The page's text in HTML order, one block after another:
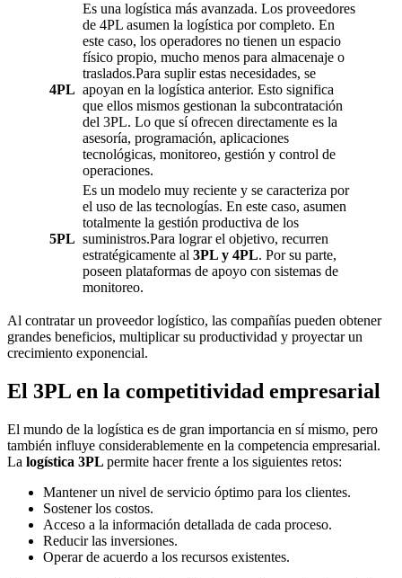
4PL
Es una logística más avanzada. Los proveedores
de 4PL asumen la logística por completo. En
este caso, los operadores no tienen un espacio
físico propio, mucho menos para almacenaje o
traslados.Para suplir estas necesidades, se
apoyan en la logística anterior. Esto significa
que ellos mismos gestionan la subcontratación
del 3PL. Lo que sí ofrecen directamente es la
asesoría, programación, aplicaciones
tecnológicas, monitoreo, gestión y control de
operaciones.
5PL
Es un modelo muy reciente y se caracteriza por
el uso de las tecnologías. En este caso, asumen
totalmente la gestión productiva de los
suministros.Para lograr el objetivo, recurren
estratégicamente al 3PL y 4PL. Por su parte,
poseen plataformas de apoyo con sistemas de
monitoreo.
Al contratar un proveedor logístico, las compañías pueden obtener
grandes beneficios, multiplicar su productividad y proyectar un
crecimiento exponencial.
El 3PL en la competitividad empresarial
El mundo de la logística es de gran importancia en sí mismo, pero
también influye considerablemente en la competencia empresarial.
La logística 3PL permite hacer frente a los siguientes retos:
Mantener un nivel de servicio óptimo para los clientes.
Sostener los costos.
Acceso a la información detallada de cada proceso.
Reducir las inversiones.
Operar de acuerdo a los recursos existentes.